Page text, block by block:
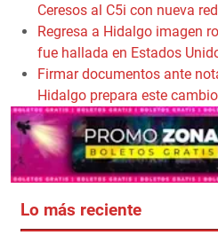
Ceresos al C5i con nueva
Regresa a Hidalgo imagen
fue hallada en Estados
Firmar documentos ante
Hidalgo prepara este
Lo más reciente